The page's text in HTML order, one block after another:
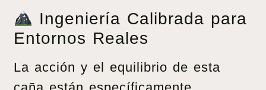
Ingeniería Calibrada para
Entornos Reales
La acción y el equilibrio de esta